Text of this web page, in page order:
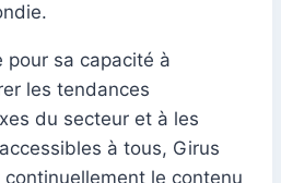
pour sa capacité à
les tendances
du secteur et à les
à tous, Girus
continuellement le contenu